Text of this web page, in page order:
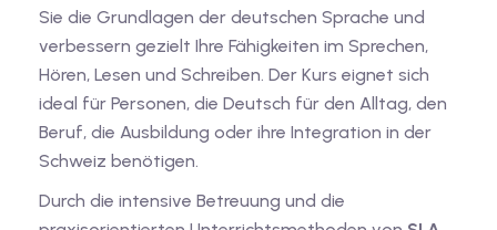
Sie die Grundlagen der deutschen Sprache und
verbessern gezielt Ihre Fähigkeiten im Sprechen,
Hören, Lesen und Schreiben. Der Kurs eignet sich
ideal für Personen, die Deutsch für den Alltag, den
Beruf, die Ausbildung oder ihre Integration in der
Schweiz benötigen.
Durch die intensive Betreuung und die